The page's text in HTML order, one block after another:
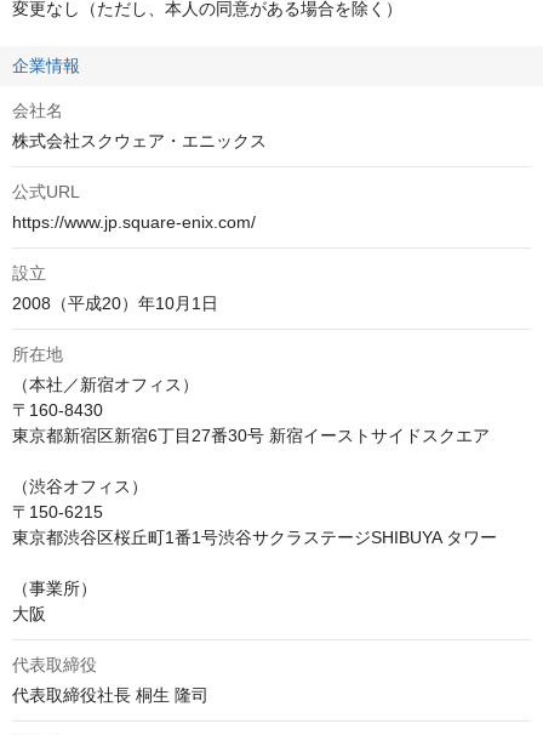
変更なし（ただし、本人の同意がある場合を除く）
企業情報
会社名
株式会社スクウェア・エニックス
公式URL
https://www.jp.square-enix.com/
設立
2008（平成20）年10月1日
所在地
（本社／新宿オフィス）
〒160-8430
東京都新宿区新宿6丁目27番30号 新宿イーストサイドスクエア
（渋谷オフィス）
〒150-6215
東京都渋谷区桜丘町1番1号渋谷サクラステージSHIBUYA タワー
（事業所）
代表取締役
代表取締役社長 桐生 隆司